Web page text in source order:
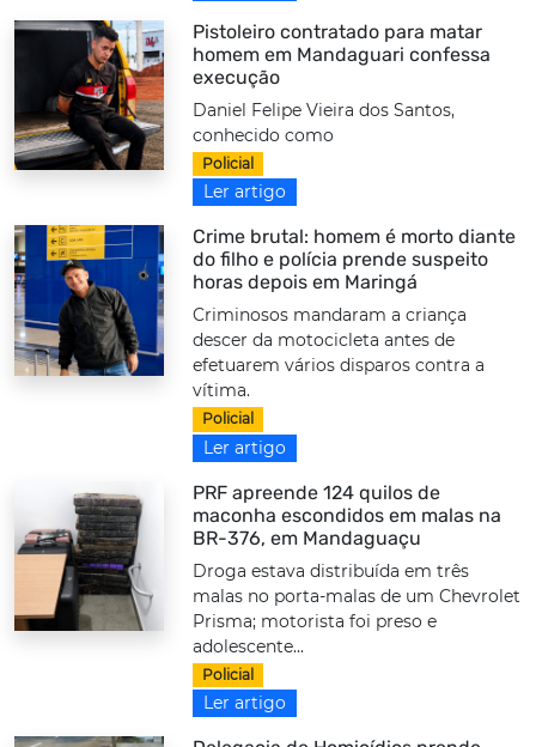
Pistoleiro contratado para matar
homem em Mandaguari confessa
execução
Daniel Felipe Vieira dos Santos,
conhecido como
Policial
Ler artigo
Crime brutal: homem é morto diante
do filho e polícia prende suspeito
horas depois em Maringá
Criminosos mandaram a criança
descer da motocicleta antes de
efetuarem vários disparos contra a
vítima.
Policial
Ler artigo
PRF apreende 124 quilos de
maconha escondidos em malas na
BR-376, em Mandaguaçu
Droga estava distribuída em três
malas no porta-malas de um Chevrolet
Prisma; motorista foi preso e
adolescente...
Policial
Ler artigo